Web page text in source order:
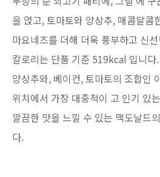
을 얹고, 토마토와 양상추, 매콤달콤
마요네즈를 더해 더욱 풍부하고 신
칼로리는 단품 기준 519kcal 입니다.
양상추와, 베이컨, 토마토의 조합인
위치에서 가장 대중적이 고 인기 있
깔끔한 맛을 느낄 수 있는 맥도날드
다.